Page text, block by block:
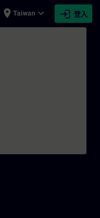
place Taiwan expand_more login 登入